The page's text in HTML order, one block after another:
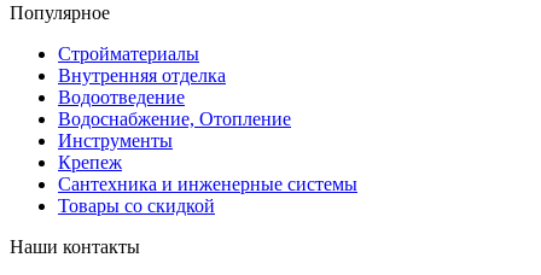
Популярное
Стройматериалы
Внутренняя отделка
Водоотведение
Водоснабжение, Отопление
Инструменты
Крепеж
Сантехника и инженерные системы
Товары со скидкой
Наши контакты